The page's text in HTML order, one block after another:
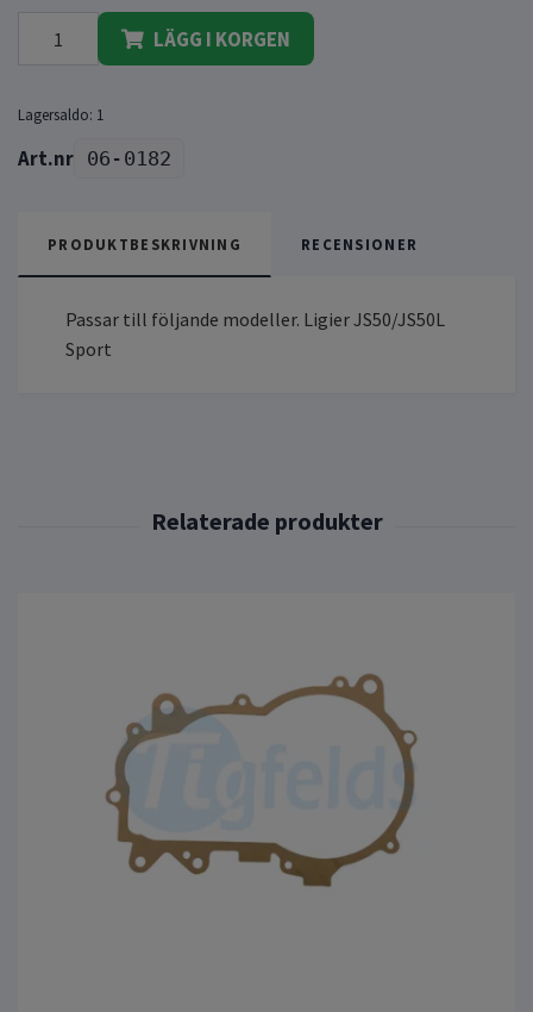
LÄGG I KORGEN
Lagersaldo: 1
06-0182
PRODUKTBESKRIVNING RECENSIONER
Passar till följande modeller. Ligier JS50/JS50L
Sport